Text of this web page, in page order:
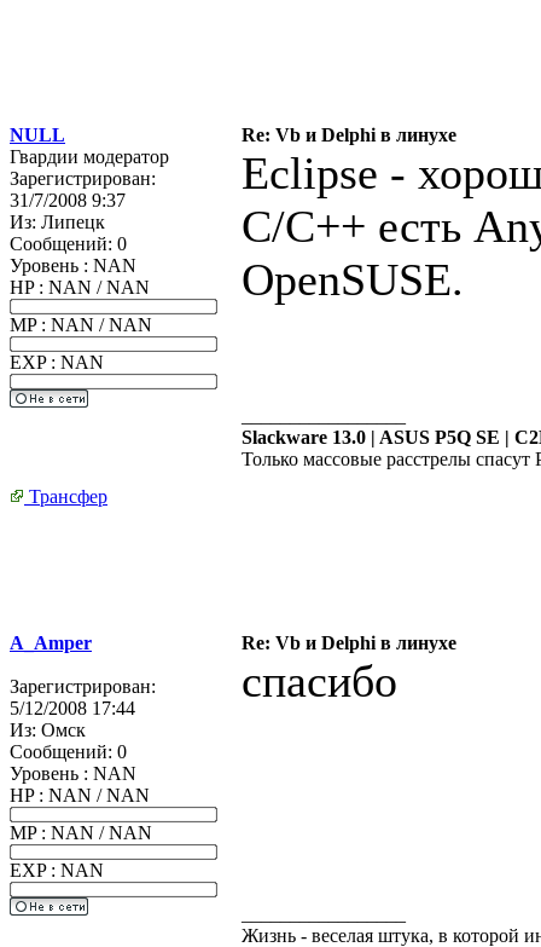
NULL
Re: Vb и Delphi в линухе
Гвардии модератор
Зарегистрирован:
31/7/2008 9:37
Из: Липецк
Сообщений: 0
Уровень : NAN
HP : NAN / NAN
MP : NAN / NAN
EXP : NAN
Eclipse -
C/C++ есть
OpenSUSE.
Slackware 13.0 | ASUS P5Q SE |
Только массовые расстрелы
Трансфер
A_Amper Re: Vb и Delphi в линухе
Зарегистрирован:
5/12/2008 17:44
Из: Омск
Сообщений: 0
Уровень : NAN
HP : NAN / NAN
MP : NAN / NAN
EXP : NAN
спасибо
Жизнь - веселая штука, в которой